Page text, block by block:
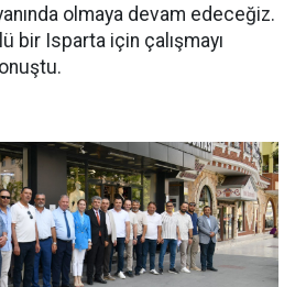
olmaya devam edeceğiz.
bir Isparta için çalışmayı